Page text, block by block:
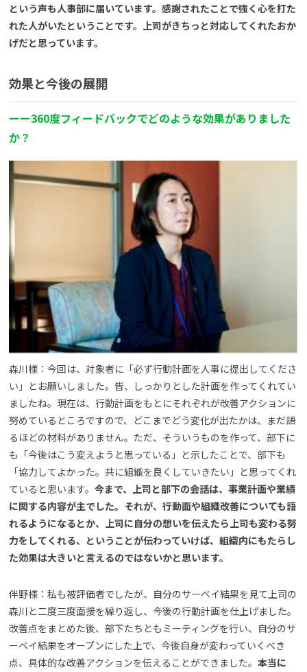
という声も人事部に届いています。感謝されたことで強く心を打た
れた人がいたということです。上司がきちっと対応してくれたおか
げだと思っています。
効果と今後の展開
ーー360度フィードバックでどのような効果がありました
か？
森川様：今回は、対象者に「必ず行動計画を人事に提出してくださ
い」とお願いしました。皆、しっかりとした計画を作ってくれてい
ましたね。現在は、行動計画をもとにそれぞれが改善アクションに
努めているところですので、どこまでどう変化が出たかは、まだ語
るほどの材料がありません。ただ、そういうものを作って、部下に
も「今後はこう変えようと思っている」と示したことで、部下も
「協力してよかった。共に組織を良くしていきたい」と思ってくれ
ていると思います。 今まで、上司と部下の会話は、事業計画や業績
に関する内容が主でした。それが、行動面や組織改善についても語
れるようになるとか、上司に自分の想いを伝えたら上司も変わる努
力をしてくれる、ということが伝わっていけば、組織内にもたらし
た効果は大きいと言えるのではないかと思います。
伴野様：私も被評価者でしたが、自分のサーベイ結果を見て上司の
森川と二度三度面接を繰り返し、今後の行動計画を仕上げました。
改善点をまとめた後、部下たちともミーティングを行い、自分のサ
ーベイ結果をオープンにした上で、今後自身が変わっていくべき
点、具体的な改善アクションを伝えることができました。 本当に